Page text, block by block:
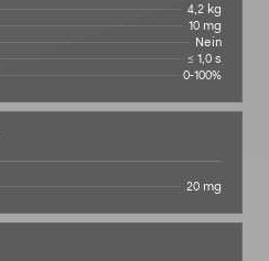
4,2 kg
10 mg
Nein
≤ 1,0 s
0-100%
20 mg